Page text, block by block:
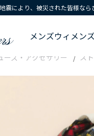
震により、被災された皆様な
メンズウィメン
ーズ・アクセサリー ス